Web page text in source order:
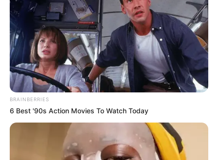
partie facile face aux chevaux du second poteau, il garde
de réelles ambitions. Son entraîneur Laurent Verva le dit
en pleine forme et bien dans sa tête. Plaqué cette fois, il
apprécie ce type de configuration. Sa régularité et son
envie de bien faire peuvent lui permettre d’accrocher une
place dans le Quinté+. Si le parcours se déroule comme
souhaité, il peut parfaitement créer la surprise. Sa
constance mérite une mention particulière.
BRAINBERRIES
6 Best '90s Action Movies To Watch Today